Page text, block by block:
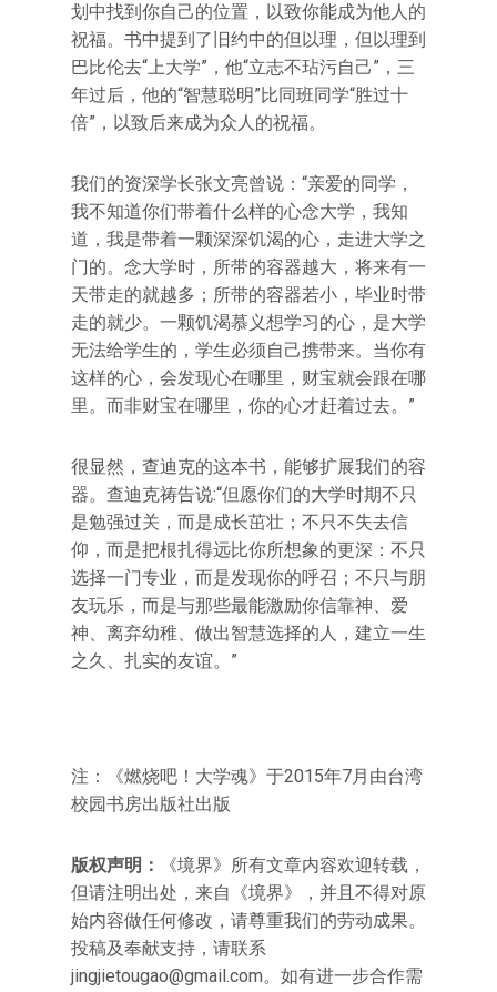
划中找到你自己的位置，以致你能成为他人的
祝福。书中提到了旧约中的但以理，但以理到
巴比伦去“上大学”，他“立志不玷污自己”，三
年过后，他的“智慧聪明”比同班同学“胜过十
倍”，以致后来成为众人的祝福。
我们的资深学长张文亮曾说：“亲爱的同学，
我不知道你们带着什么样的心念大学，我知
道，我是带着一颗深深饥渴的心，走进大学之
门的。念大学时，所带的容器越大，将来有一
天带走的就越多；所带的容器若小，毕业时带
走的就少。一颗饥渴慕义想学习的心，是大学
无法给学生的，学生必须自己携带来。当你有
这样的心，会发现心在哪里，财宝就会跟在哪
里。而非财宝在哪里，你的心才赶着过去。”
很显然，查迪克的这本书，能够扩展我们的容
器。查迪克祷告说:“但愿你们的大学时期不只
是勉强过关，而是成长茁壮；不只不失去信
仰，而是把根扎得远比你所想象的更深：不只
选择一门专业，而是发现你的呼召；不只与朋
友玩乐，而是与那些最能激励你信靠神、爱
神、离弃幼稚、做出智慧选择的人，建立一生
之久、扎实的友谊。”
注：《燃烧吧！大学魂》于2015年7月由台湾
校园书房出版社出版
版权声明：
《境界》所有文章内容欢迎转载，
但请注明出处，来自《境界》，并且不得对原
始内容做任何修改，请尊重我们的劳动成果。
投稿及奉献支持，请联系
jingjietougao@gmail.com。如有进一步合作需